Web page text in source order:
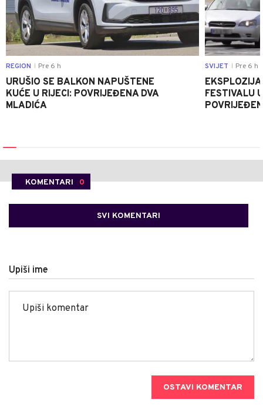
REGION Pre 6 h
URUŠIO SE BALKON NAPUŠTENE
KUĆE U RIJECI: POVRIJEĐENA DVA
MLADIĆA
SVIJET Pre 6 h
FESTIVALU
KOMENTARI 0
SVI KOMENTARI
Upiši ime
OSTAVI KOMENTAR